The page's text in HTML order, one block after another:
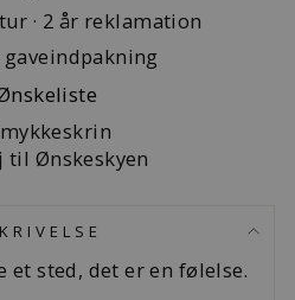
· 2 år reklamation
gaveindpakning
til Ønskeskyen
et sted, det er en følelse.